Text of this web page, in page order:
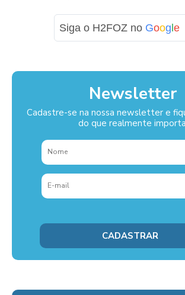
Siga o H2FOZ no Goog e
Newsletter
Cadastre-se na nossa newsletter e
do que realmente